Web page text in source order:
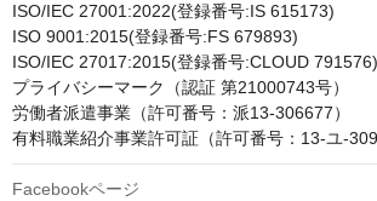
ISO/IEC 27001:2022(登録番号:IS 615173)
ISO 9001:2015(登録番号:FS 679893)
ISO/IEC 27017:2015(登録番号:CLOUD 791576)
プライバシーマーク（認証 第21000743号）
労働者派遣事業（許可番号：派13-306677）
有料職業紹介事業許可証（許可番号：13-ユ-
Facebookページ